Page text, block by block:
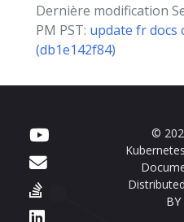
Dernière modification
PM PST: update fr docs
(db1e142f84)
©
BY